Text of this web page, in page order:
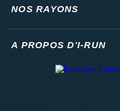
NOS RAYONS
A PROPOS D'I-RUN